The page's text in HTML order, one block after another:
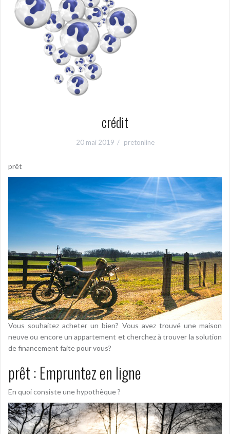
crédit
20 mai 2019 pretonline
prêt
Vous souhaitez acheter un bien? Vous avez trouvé une maison
neuve ou encore un appartement et cherchez à trouver la solution
de financement faite pour vous?
prêt : Empruntez en ligne
En quoi consiste une hypothèque ?